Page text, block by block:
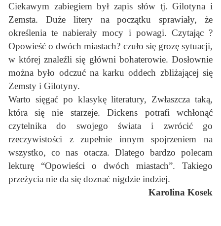
Ciekawym zabiegiem był zapis słów tj. Gilotyna i
Zemsta. Duże litery na początku sprawiały, że
określenia te nabierały mocy i powagi. Czytając ?
Opowieść o dwóch miastach? czuło się grozę sytuacji,
w której znaleźli się główni bohaterowie. Dosłownie
można było odczuć na karku oddech zbliżającej się
Zemsty i Gilotyny.
Warto sięgać po klasykę literatury, Zwłaszcza taką,
która się nie starzeje. Dickens potrafi wchłonąć
czytelnika do swojego świata i zwrócić go
rzeczywistości z zupełnie innym spojrzeniem na
wszystko, co nas otacza. Dlatego bardzo polecam
lekturę “Opowieści o dwóch miastach”. Takiego
przeżycia nie da się doznać nigdzie indziej.
Karolina Kosek